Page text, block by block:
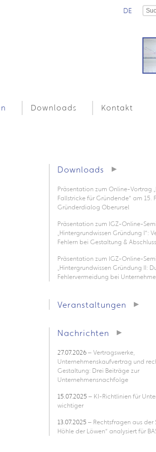
DE
Downloads Kontakt
Downloads
Präsentation zum Online-Vortrag
Fallstricke für Gründende“ am 15.
Gründerdialog Oberursel
Präsentation zum IGZ-Online-
„Hintergrundwissen Gründung I“:
Fehlern bei Gestaltung &
Präsentation zum IGZ-Online-
„Hintergrundwissen Gründung II:
Fehlervermeidung bei
Veranstaltungen
Nachrichten
27.07.2026– Vertragswerke,
Unternehmenskaufvertrag und
Gestaltung: Drei Beiträge zur
Unternehmensnachfolge
15.07.2025 – KI-Richtlinien für
wichtiger
13.07.2025 – Rechtsfragen aus der
Höhle der Löwen“ analysiert für